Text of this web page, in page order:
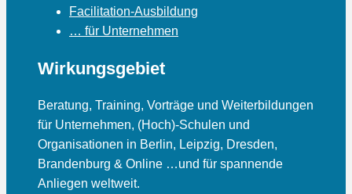
Facilitation-Ausbildung
… für Unternehmen
Wirkungsgebiet
Beratung, Training, Vorträge und Weiterbildungen
für Unternehmen, (Hoch)-Schulen und
Organisationen in Berlin, Leipzig, Dresden,
Brandenburg & Online …und für spannende
Anliegen weltweit.